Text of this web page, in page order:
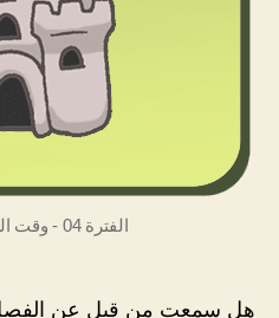
الفترة 04 - وقت المدن والولايات
هل سمعت من قبل عن الفصل